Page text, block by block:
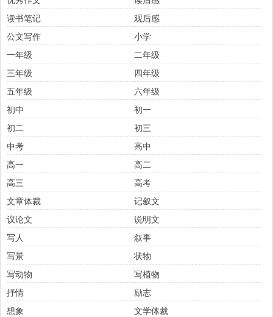
读书笔记
观后感
公文写作
小学
一年级
二年级
三年级
四年级
五年级
六年级
初中
初一
初二
初三
中考
高中
高一
高二
高三
高考
文章体裁
记叙文
议论文
说明文
写人
叙事
写景
状物
写动物
写植物
抒情
励志
想象
文学体裁